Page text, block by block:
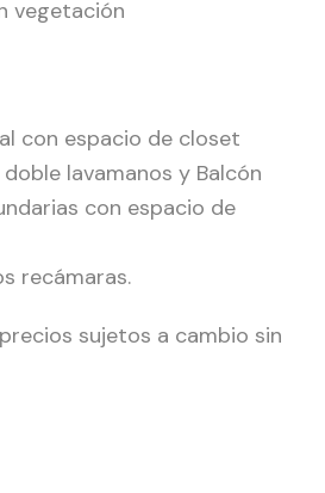
vegetación
con espacio de closet
lavamanos y Balcón
con espacio de
recámaras.
sujetos a cambio sin